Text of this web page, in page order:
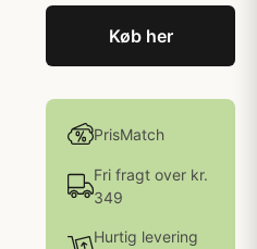
Køb her
PrisMatch
Fri fragt over kr.
349
Hurtig levering